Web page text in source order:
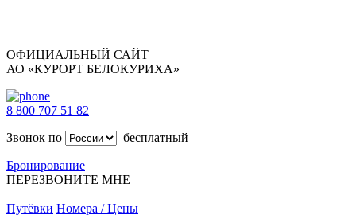
ОФИЦИАЛЬНЫЙ САЙТ
АО «КУРОРТ БЕЛОКУРИХА»
8 800 707 51 82
Звонок по
бесплатный
Бронирование
ПЕРЕЗВОНИТЕ МНЕ
Путёвки Номера / Цены